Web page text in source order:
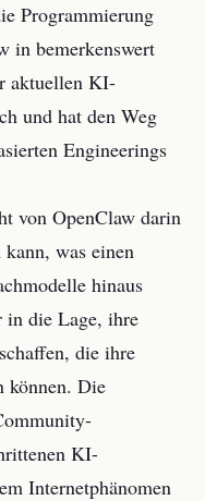
Programmierung
in bemerkenswert
aktuellen KI-
und hat den Weg
Engineerings
von OpenClaw darin
was einen
hinaus
in die Lage, ihre
die ihre
können. Die
KI-
Internetphänomen